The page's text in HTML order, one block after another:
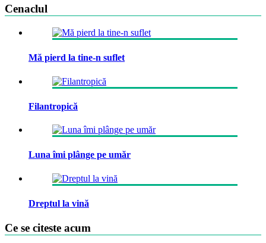
Cenaclul
Mă pierd la tine-n suflet
Filantropică
Luna îmi plânge pe umăr
Dreptul la vină
Ce se citeste acum